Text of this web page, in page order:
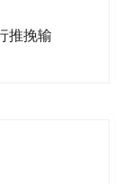
推挽输